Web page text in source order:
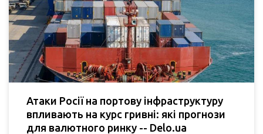
Атаки Росії на портову інфраструктуру
впливають на курс гривні: які прогнози
для валютного ринку -- Delo.ua